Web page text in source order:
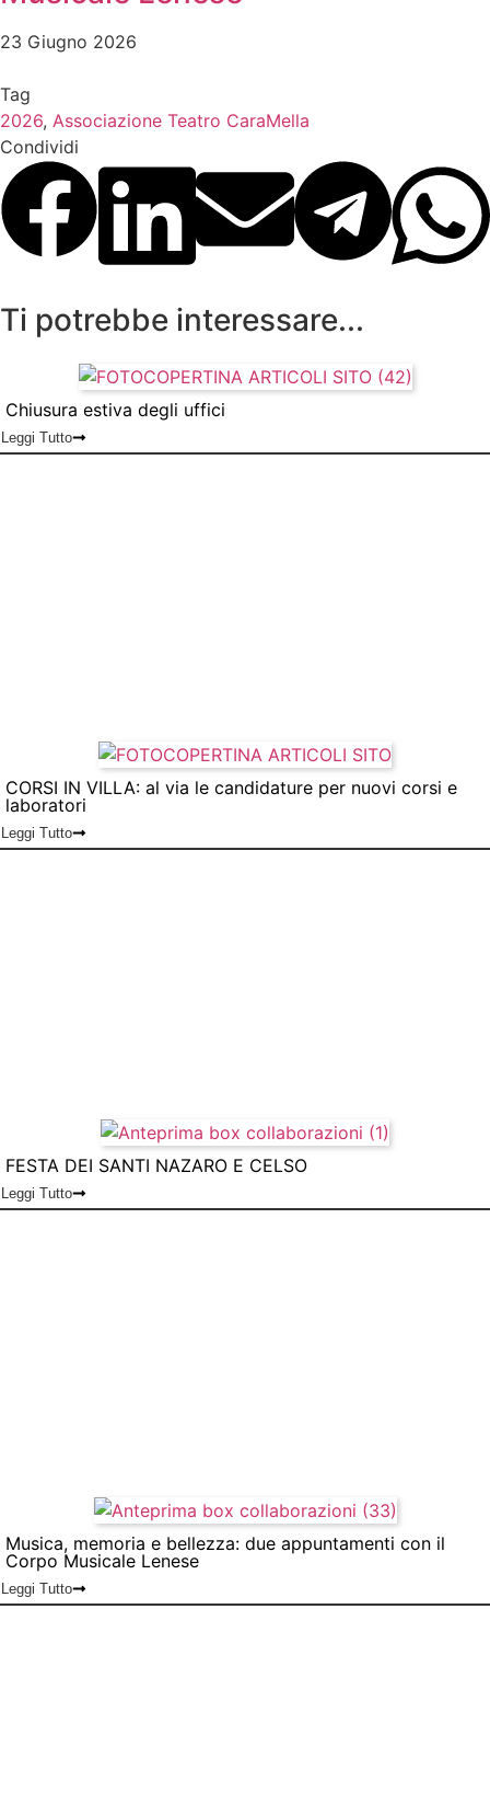
23 Giugno 2026
Tag
2026, Associazione Teatro CaraMella
Condividi
Ti potrebbe interessare...
Chiusura estiva degli uffici
Leggi Tutto
CORSI IN VILLA: al via le candidature per nuovi corsi e
laboratori
Leggi Tutto
FESTA DEI SANTI NAZARO E CELSO
Leggi Tutto
Musica, memoria e bellezza: due appuntamenti con il
Corpo Musicale Lenese
Leggi Tutto